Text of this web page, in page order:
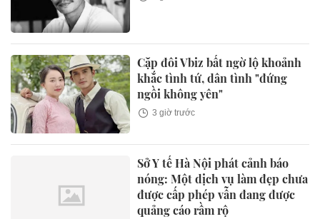
Cặp đôi Vbiz bất ngờ lộ khoảnh
khắc tình tứ, dân tình "đứng
ngồi không yên"
3 giờ trước
Sở Y tế Hà Nội phát cảnh báo
nóng: Một dịch vụ làm đẹp chưa
được cấp phép vẫn đang được
quảng cáo rầm rộ